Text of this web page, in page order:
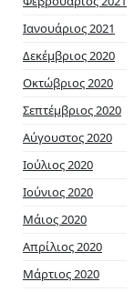
Ιανουάριος 2021
Δεκέμβριος 2020
Οκτώβριος 2020
Σεπτέμβριος 2020
Αύγουστος 2020
Ιούλιος 2020
Ιούνιος 2020
Μάιος 2020
Απρίλιος 2020
Μάρτιος 2020